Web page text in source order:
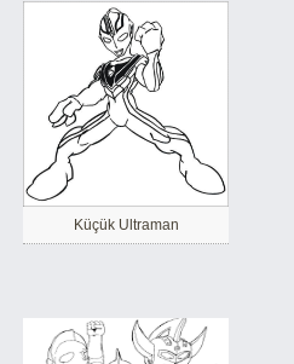
Küçük Ultraman